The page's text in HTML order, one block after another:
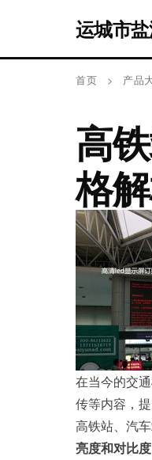
运城市
首页 > 产品
高
格
在当今的交
传等内容，
高铁站、汽
亮度和对比度